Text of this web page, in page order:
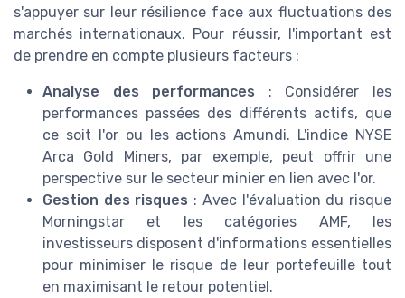
s'appuyer sur leur résilience face aux fluctuations des
marchés internationaux. Pour réussir, l'important est
de prendre en compte plusieurs facteurs :
Analyse des performances : Considérer les
performances passées des différents actifs, que
ce soit l'or ou les actions Amundi. L'indice NYSE
Arca Gold Miners, par exemple, peut offrir une
perspective sur le secteur minier en lien avec l'or.
Gestion des risques : Avec l'évaluation du risque
Morningstar et les catégories AMF, les
investisseurs disposent d'informations essentielles
pour minimiser le risque de leur portefeuille tout
en maximisant le retour potentiel.